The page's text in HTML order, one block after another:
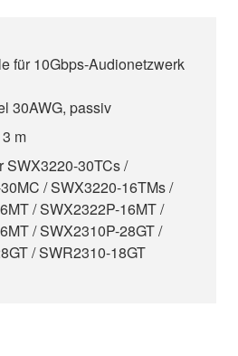
für 10Gbps-Audionetzwerk
30AWG, passiv
m
SWX3220-30TCs /
/ SWX3220-16TMs /
/ SWX2322P-16MT /
/ SWX2310P-28GT /
/ SWR2310-18GT